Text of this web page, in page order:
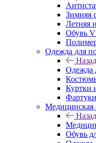
Зимняя
Летняя
Обувь
Одежда для
Назад
Одежда
Куртки
Фартуки
Медицинская
Назад
Обувь